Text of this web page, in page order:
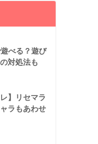
べる？遊び
対処法も
】リセマラ
ラもあわせ